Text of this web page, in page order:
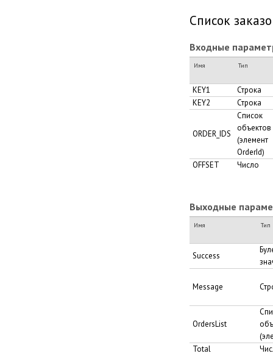
Список
Входные
Имя Тип
KEY1
Строка
KEY2
Строка
ORDER_IDS
Список
объектов
(элемент
OrderId)
OFFSET
Число
Выходные
Имя Тип
Success
Message
OrdersList
Total